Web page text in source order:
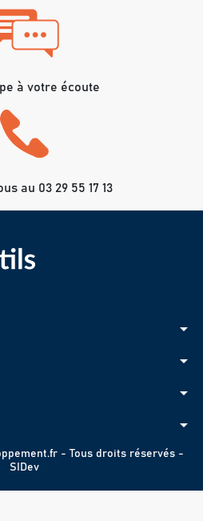
à votre écoute
au 03 29 55 17 13
arrow_drop_down
arrow_drop_down
arrow_drop_down
arrow_drop_down
- Tous droits réservés -
SIDev